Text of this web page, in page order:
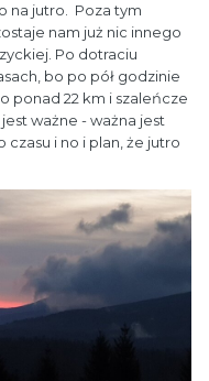
na jutro. Poza tym
nam już nic innego
Po dotraciu
bo po pół godzinie
ponad 22 km i szaleńcze
ważne - ważna jest
i no i plan, że jutro